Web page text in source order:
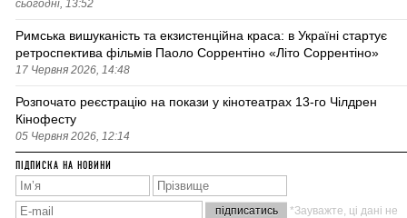
сьогодні, 13:52
Римська вишуканість та екзистенційна краса: в Україні стартує
ретроспектива фільмів Паоло Соррентіно «Літо Соррентіно»
17 Червня 2026, 14:48
Розпочато реєстрацію на покази у кінотеатрах 13-го Чілдрен
Кінофесту
05 Червня 2026, 12:14
ПІДПИСКА НА НОВИНИ
*Зауважте, ці дані не